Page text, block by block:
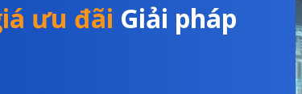
ưu đãi Giải pháp